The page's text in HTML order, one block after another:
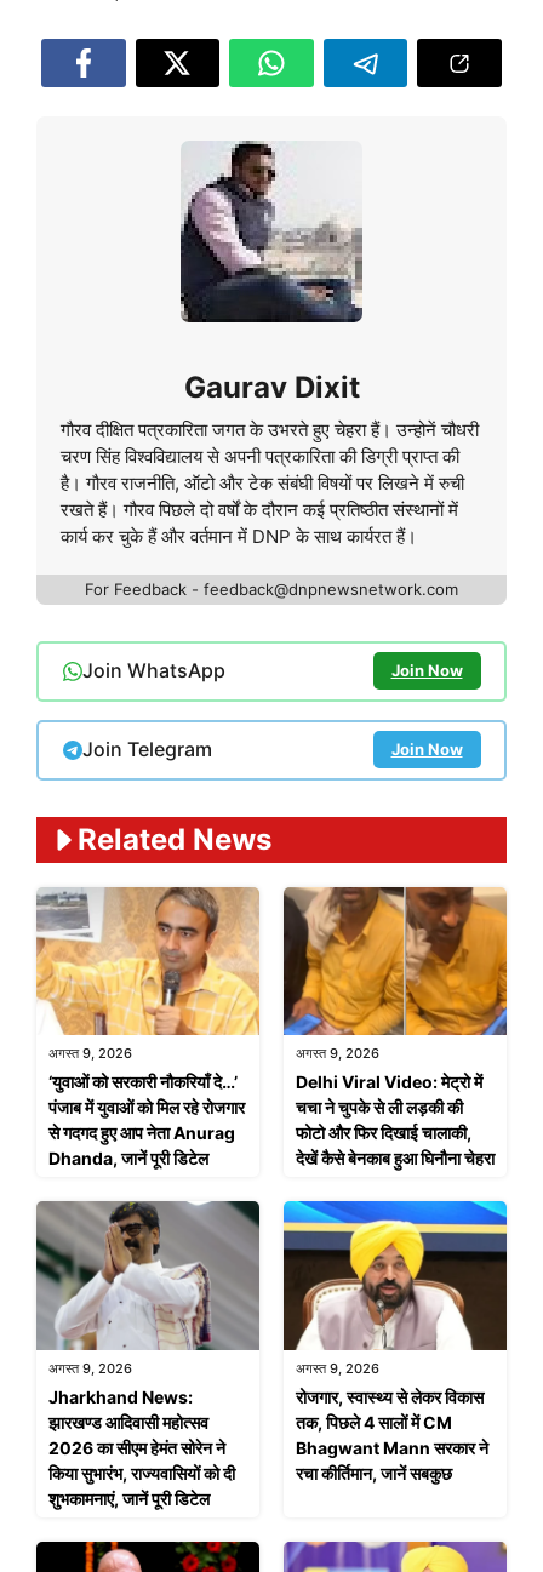
Gaurav Dixit
गौरव दीक्षित पत्रकारिता जगत के उभरते हुए चेहरा हैं। उन्होनें चौधरी
चरण सिंह विश्वविद्यालय से अपनी पत्रकारिता की डिग्री प्राप्त की
है। गौरव राजनीति, ऑटो और टेक संबंघी विषयों पर लिखने में रुची
रखते हैं। गौरव पिछले दो वर्षों के दौरान कई प्रतिष्ठीत संस्थानों में
कार्य कर चुके हैं और वर्तमान में DNP के साथ कार्यरत हैं।
For Feedback - feedback@dnpnewsnetwork.com
Join WhatsApp Join Now
Join Telegram Join Now
Related News
अगस्त 9, 2026
‘युवाओं को सरकारी नौकरियाँ दे…’
पंजाब में युवाओं को मिल रहे रोजगार
से गदगद हुए आप नेता Anurag
Dhanda, जानें पूरी डिटेल
अगस्त 9, 2026
Delhi Viral Video: मेट्रो में
चचा ने चुपके से ली लड़की की
फोटो और फिर दिखाई चालाकी,
देखें कैसे बेनकाब हुआ घिनौना चेहरा
अगस्त 9, 2026
Jharkhand News:
झारखण्ड आदिवासी महोत्सव
2026 का सीएम हेमंत सोरेन ने
किया सुभारंभ, राज्यवासियों को दी
शुभकामनाएं, जानें पूरी डिटेल
अगस्त 9, 2026
रोजगार, स्वास्थ्य से लेकर विकास
तक, पिछले 4 सालों में CM
Bhagwant Mann सरकार ने
रचा कीर्तिमान, जानें सबकुछ